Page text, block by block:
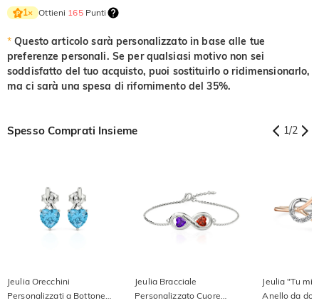
Nero fantasia
$0.00
Giallo fantasia
$0.00
$0.00
$0.00
$0.00
Nero fantasia
Giallo fantasia
1× Ottieni 165Punti
* Questo articolo sarà personalizzato in base alle tue
preferenze personali. Se per qualsiasi motivo non sei
soddisfatto del tuo acquisto, puoi sostituirlo o ridimensionarlo,
ma ci sarà una spesa di rifornimento del 35%.
Spesso Comprati Insieme 1/2
Jeulia Orecchini
Personalizzati a Bottone
Jeulia Bracciale
Personalizzato Cuore
Jeulia "Tu mi
Anello da